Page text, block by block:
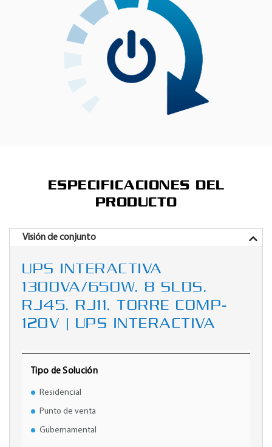
ESPECIFICACIONES DEL
PRODUCTO
Visión de conjunto
UPS INTERACTIVA
1300VA/650W, 8 SLDS,
RJ45, RJ11, TORRE COMP-
120V | UPS INTERACTIVA
Tipo de Solución
Residencial
Punto de venta
Gubernamental